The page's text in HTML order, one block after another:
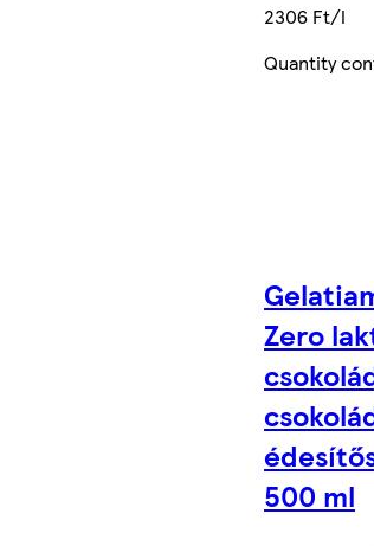
2306 Ft/l
Quantity
Zero
500 ml